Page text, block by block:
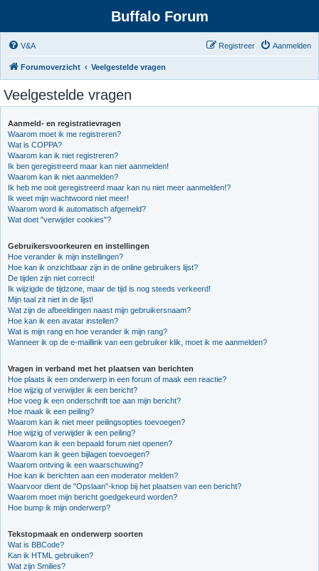
Buffalo Forum
V&A Aanmelden
Registreer
Forumoverzicht Veelgestelde vragen
Veelgestelde vragen
Aanmeld- en registratievragen
Waarom moet ik me registreren?
Wat is COPPA?
Waarom kan ik niet registreren?
Ik ben geregistreerd maar kan niet aanmelden!
Waarom kan ik niet aanmelden?
Ik heb me ooit geregistreerd maar kan nu niet meer aanmelden!?
Ik weet mijn wachtwoord niet meer!
Waarom word ik automatisch afgemeld?
Wat doet "verwijder cookies"?
Gebruikersvoorkeuren en instellingen
Hoe verander ik mijn instellingen?
Hoe kan ik onzichtbaar zijn in de online gebruikers lijst?
De tijden zijn niet correct!
Ik wijzigde de tijdzone, maar de tijd is nog steeds verkeerd!
Mijn taal zit niet in de lijst!
Wat zijn de afbeeldingen naast mijn gebruikersnaam?
Hoe kan ik een avatar instellen?
Wat is mijn rang en hoe verander ik mijn rang?
Wanneer ik op de e-maillink van een gebruiker klik, moet ik me aanmelden?
Vragen in verband met het plaatsen van berichten
Hoe plaats ik een onderwerp in een forum of maak een reactie?
Hoe wijzig of verwijder ik een bericht?
Hoe voeg ik een onderschrift toe aan mijn bericht?
Hoe maak ik een peiling?
Waarom kan ik niet meer peilingsopties toevoegen?
Hoe wijzig of verwijder ik een peiling?
Waarom kan ik een bepaald forum niet openen?
Waarom kan ik geen bijlagen toevoegen?
Waarom ontving ik een waarschuwing?
Hoe kan ik berichten aan een moderator melden?
Waarvoor dient de "Opslaan"-knop bij het plaatsen van een bericht?
Waarom moet mijn bericht goedgekeurd worden?
Hoe bump ik mijn onderwerp?
Tekstopmaak en onderwerp soorten
Wat is BBCode?
Kan ik HTML gebruiken?
Wat zijn Smilies?